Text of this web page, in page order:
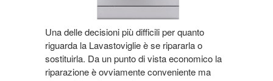
Una delle decisioni più difficili per quanto
riguarda la Lavastoviglie è se ripararla o
sostituirla. Da un punto di vista economico la
riparazione è ovviamente conveniente ma